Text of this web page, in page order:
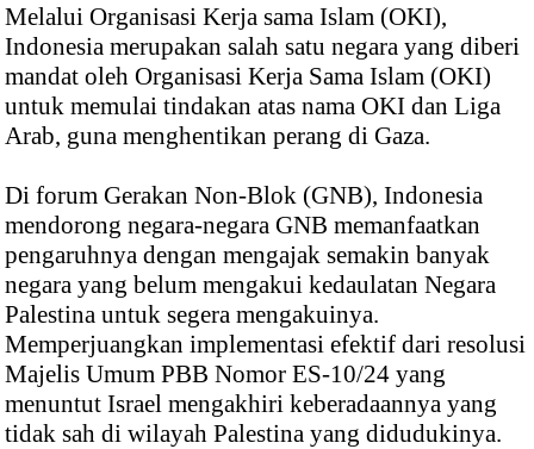
Melalui Organisasi Kerja sama Islam (OKI),
Indonesia merupakan salah satu negara yang diberi
mandat oleh Organisasi Kerja Sama Islam (OKI)
untuk memulai tindakan atas nama OKI dan Liga
Arab, guna menghentikan perang di Gaza.
Di forum Gerakan Non-Blok (GNB), Indonesia
mendorong negara-negara GNB memanfaatkan
pengaruhnya dengan mengajak semakin banyak
negara yang belum mengakui kedaulatan Negara
Palestina untuk segera mengakuinya.
Memperjuangkan implementasi efektif dari resolusi
Majelis Umum PBB Nomor ES-10/24 yang
menuntut Israel mengakhiri keberadaannya yang
tidak sah di wilayah Palestina yang didudukinya.